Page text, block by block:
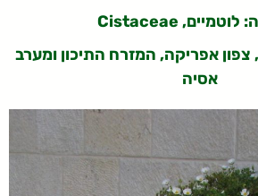
לוטמיים, Cistaceae
צפון אפריקה, המזרח התיכון ומערב
אסיה